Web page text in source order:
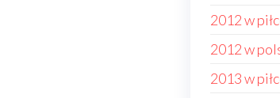
2012 w
2012 w
2013 w